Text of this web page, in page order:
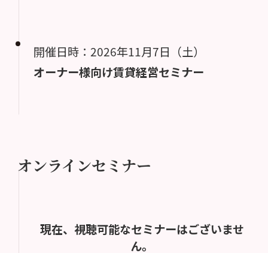
開催日時：2026年11月7日（土）
オーナー様向け賃貸経営セミナー
オンラインセミナー
現在、視聴可能なセミナーはございませ
ん。